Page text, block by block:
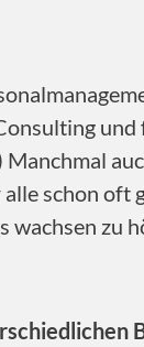
schon oft
zu